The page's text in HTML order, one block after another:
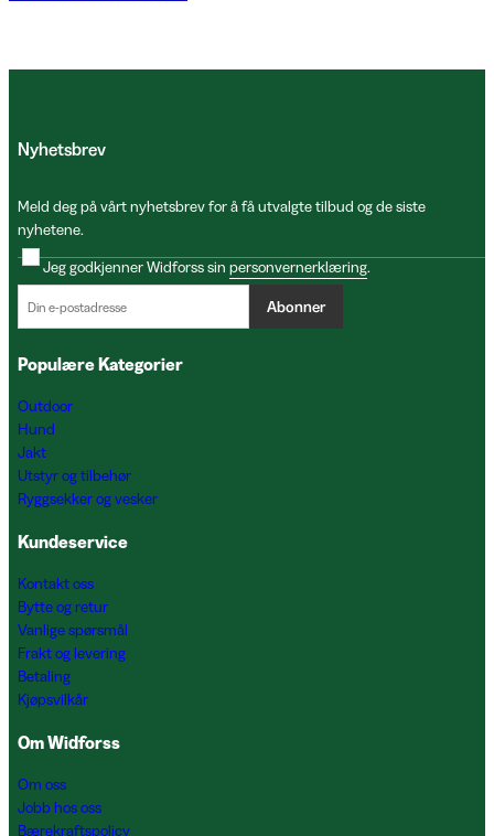
Nyhetsbrev
Meld deg på vårt nyhetsbrev for å få utvalgte tilbud og de siste
nyhetene.
Jeg godkjenner Widforss sin personvernerklæring.
Abonner
Populære Kategorier
Outdoor
Hund
Jakt
Utstyr og tilbehør
Ryggsekker og vesker
Kundeservice
Kontakt oss
Bytte og retur
Vanlige spørsmål
Frakt og levering
Betaling
Kjøpsvilkår
Om Widforss
Om oss
Jobb hos oss
Bærekraftspolicy